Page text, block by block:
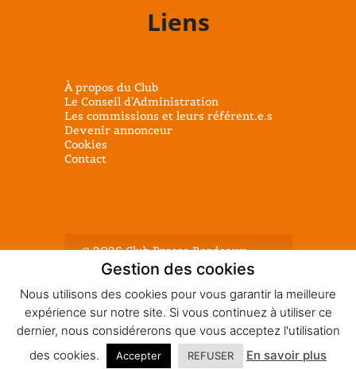
Liens
À propos du Club
Le Conseil d’Administration
Les commissions et leurs référent.e.s
Devenir annonceur
Cookies
Contact
@ 2026 Club Presse Bordeaux -
Tous droits réservés - Mentions
légales
Gestion des cookies
Nous utilisons des cookies pour vous garantir la meilleure
expérience sur notre site. Si vous continuez à utiliser ce
dernier, nous considérerons que vous acceptez l'utilisation
des cookies.
Accepter REFUSER En savoir plus